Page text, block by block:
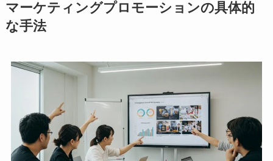
マーケティングプロモーションの具体的
な手法